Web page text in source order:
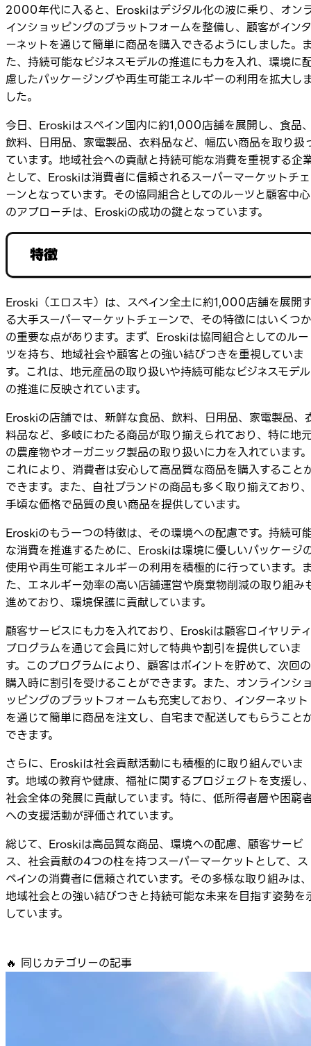
2000年代に入ると、Eroskiはデジタル化の波に乗り、オン
インショッピングのプラットフォームを整備し、顧客がインタ
ーネットを通じて簡単に商品を購入できるようにしました。
た、持続可能なビジネスモデルの推進にも力を入れ、環境に
慮したパッケージングや再生可能エネルギーの利用を拡大し
した。
今日、Eroskiはスペイン国内に約1,000店舗を展開し、食品
飲料、日用品、家電製品、衣料品など、幅広い商品を取り扱
ています。地域社会への貢献と持続可能な消費を重視する企
として、Eroskiは消費者に信頼されるスーパーマーケットチェ
ーンとなっています。その協同組合としてのルーツと顧客中心
のアプローチは、Eroskiの成功の鍵となっています。
特徴
Eroski（エロスキ）は、スペイン全土に約1,000店舗を展開
る大手スーパーマーケットチェーンで、その特徴にはいくつか
の重要な点があります。まず、Eroskiは協同組合としてのルー
ツを持ち、地域社会や顧客との強い結びつきを重視していま
す。これは、地元産品の取り扱いや持続可能なビジネスモデル
の推進に反映されています。
Eroskiの店舗では、新鮮な食品、飲料、日用品、家電製品、
料品など、多岐にわたる商品が取り揃えられており、特に地
の農産物やオーガニック製品の取り扱いに力を入れています。
これにより、消費者は安心して高品質な商品を購入すること
できます。また、自社ブランドの商品も多く取り揃えており、
手頃な価格で品質の良い商品を提供しています。
Eroskiのもう一つの特徴は、その環境への配慮です。持続可
な消費を推進するために、Eroskiは環境に優しいパッケージ
使用や再生可能エネルギーの利用を積極的に行っています。
た、エネルギー効率の高い店舗運営や廃棄物削減の取り組み
進めており、環境保護に貢献しています。
顧客サービスにも力を入れており、Eroskiは顧客ロイヤリティ
プログラムを通じて会員に対して特典や割引を提供していま
す。このプログラムにより、顧客はポイントを貯めて、次回の
購入時に割引を受けることができます。また、オンラインシ
ッピングのプラットフォームも充実しており、インターネット
を通じて簡単に商品を注文し、自宅まで配送してもらうこと
できます。
さらに、Eroskiは社会貢献活動にも積極的に取り組んでいま
す。地域の教育や健康、福祉に関するプロジェクトを支援し
社会全体の発展に貢献しています。特に、低所得者層や困窮
への支援活動が評価されています。
総じて、Eroskiは高品質な商品、環境への配慮、顧客サービ
ス、社会貢献の4つの柱を持つスーパーマーケットとして、ス
ペインの消費者に信頼されています。その多様な取り組みは、
地域社会との強い結びつきと持続可能な未来を目指す姿勢を
しています。
🔥 同じカテゴリーの記事